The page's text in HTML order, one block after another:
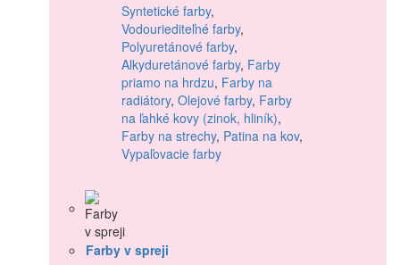
Syntetické farby,
Vodouriediteľné farby,
Polyuretánové farby,
Alkyduretánové farby, Farby
priamo na hrdzu, Farby na
radiátory, Olejové farby, Farby
na ľahké kovy (zinok, hliník),
Farby na strechy, Patina na kov,
Vypaľovacie farby
Farby v spreji